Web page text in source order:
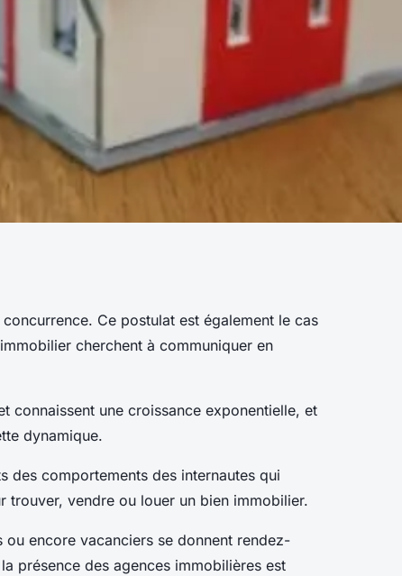
Ce postulat est également le cas
cherchent à communiquer en
connaissent une croissance exponentielle, et
dynamique.
des comportements des internautes qui
trouver, vendre ou louer un bien immobilier.
encore vacanciers se donnent rendez-
présence des agences immobilières est